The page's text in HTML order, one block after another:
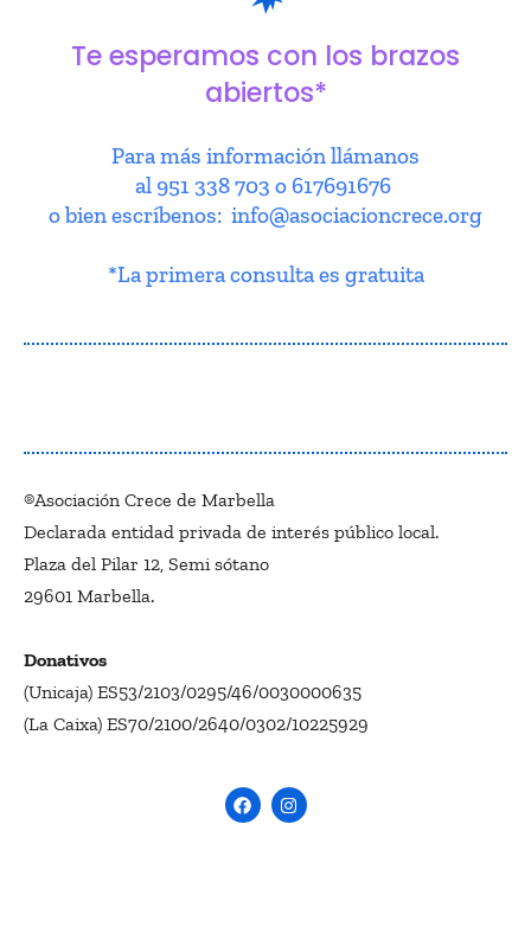
Te esperamos con los brazos
abiertos*
Para más información llámanos
al 951 338 703 o 617691676
o bien escríbenos: info@asociacioncrece.org
*La primera consulta es gratuita
®Asociación Crece de Marbella
Declarada entidad privada de interés público local.
Plaza del Pilar 12, Semi sótano
29601 Marbella.
Donativos
(Unicaja) ES53/2103/0295/46/0030000635
(La Caixa) ES70/2100/2640/0302/10225929